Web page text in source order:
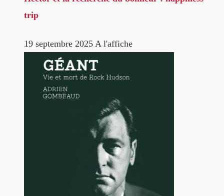
trip
19 septembre 2025 A l'affiche